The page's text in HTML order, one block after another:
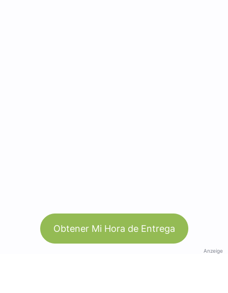
Obtener Mi Hora de Entrega
Anzeige